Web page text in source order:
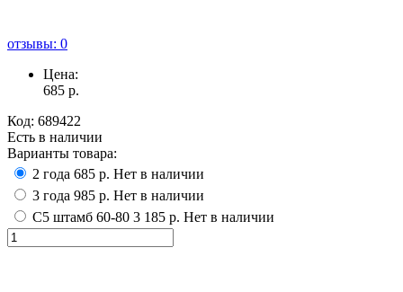
отзывы: 0
Цена:
685 р.
Код: 689422
Есть в наличии
Варианты товара:
2 года 685 р. Нет в наличии
3 года 985 р. Нет в наличии
С5 штамб 60-80 3 185 р. Нет в наличии